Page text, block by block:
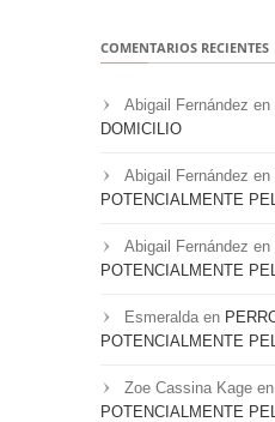
COMENTARIOS RECIENTES
Abigail Fernández en
DOMICILIO
Abigail Fernández en
POTENCIALMENTE
Abigail Fernández en
POTENCIALMENTE
Esmeralda en
POTENCIALMENTE
Zoe Cassina Kage en
POTENCIALMENTE